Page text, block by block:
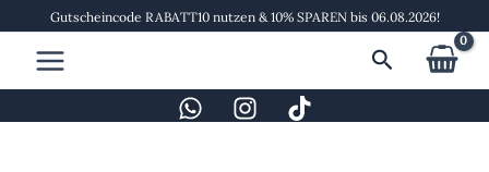
springen
Gutscheincode RABATT10 nutzen & 10% SPAREN bis 06.08.2026!
Suchen